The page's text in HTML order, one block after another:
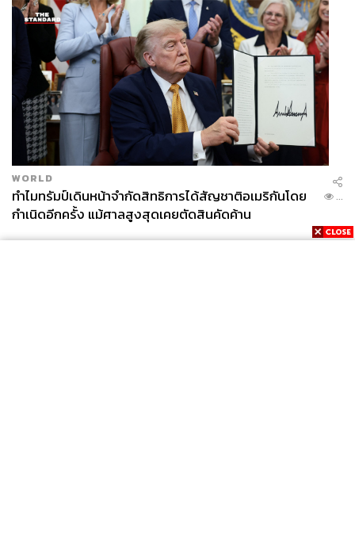
WORLD
ทำไมทรัมป์เดินหน้าจำกัดสิทธิการได้สัญชาติอเมริกันโดย
กำเนิดอีกครั้ง แม้ศาลสูงสุดเคยตัดสินคัดค้าน
...